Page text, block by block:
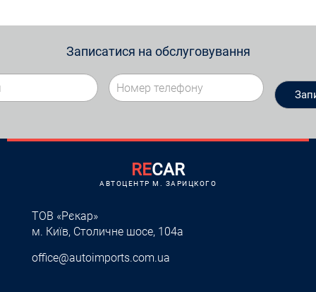
Записатися на обслуговування
RECAR
АВТОЦЕНТР M. ЗАРИЦКОГО
ТОВ «Рєкар»
м. Київ, Столичне шосе, 104а
office@autoimports.com.ua